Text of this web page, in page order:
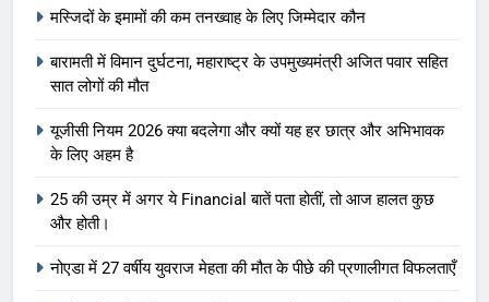
मस्जिदों के इमामों की कम तनख्वाह के लिए जिम्मेदार कौन
बारामती में विमान दुर्घटना, महाराष्ट्र के उपमुख्यमंत्री अजित पवार सहित
सात लोगों की मौत
यूजीसी नियम 2026 क्या बदलेगा और क्यों यह हर छात्र और अभिभावक
के लिए अहम है
25 की उम्र में अगर ये Financial बातें पता होतीं, तो आज हालत कुछ
और होती।
नोएडा में 27 वर्षीय युवराज मेहता की मौत के पीछे की प्रणालीगत विफलताएँ